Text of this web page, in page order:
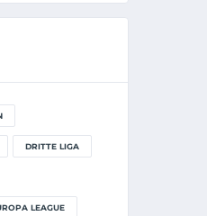
DRITTE LIGA
LEAGUE